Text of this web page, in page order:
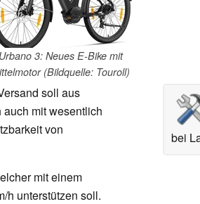
Urbano 3: Neues E-Bike mit
(Bildquelle: Touroll)
bei
soll aus
mit wesentlich
von
mit einem
h unterstützen soll.